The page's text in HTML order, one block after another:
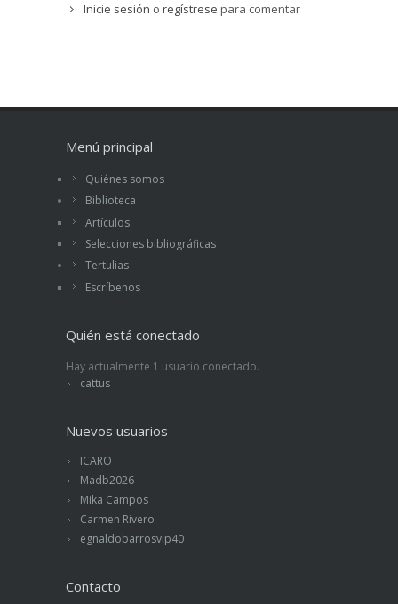
Inicie sesión o regístrese para comentar
Menú principal
Quiénes somos
Biblioteca
Artículos
Selecciones bibliográficas
Tertulias
Escríbenos
Quién está conectado
Hay actualmente 1 usuario conectado.
cattus
Nuevos usuarios
ICARO
Madb2026
Mika Campos
Carmen Rivero
egnaldobarrosvip40
Contacto